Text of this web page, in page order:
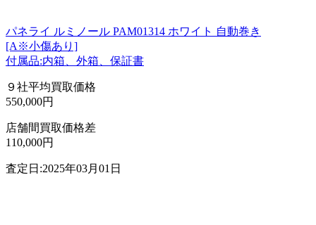
パネライ ルミノール PAM01314 ホワイト 自動巻き
[A※小傷あり]
付属品:内箱、外箱、保証書
９社平均買取価格
550,000円
店舗間買取価格差
110,000円
査定日:2025年03月01日